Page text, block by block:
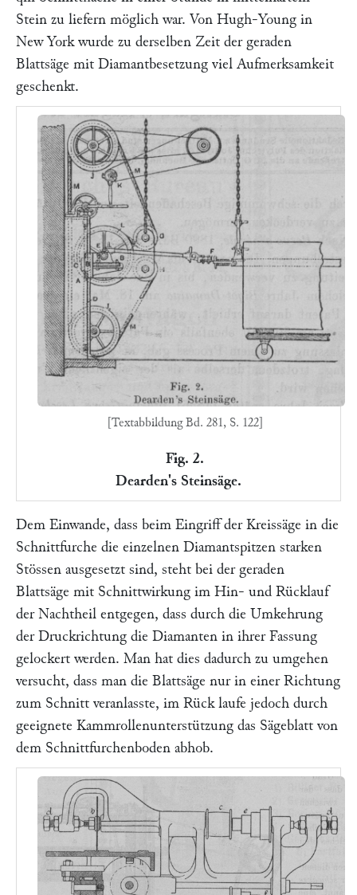
Stein zu liefern möglich war. Von Hugh-Young in
New York wurde zu derselben Zeit der geraden
Blattsäge mit Diamantbesetzung viel Aufmerksamkeit
geschenkt.
[Textabbildung Bd. 281, S. 122]
Fig. 2.
Dearden's Steinsäge.
Dem Einwande, dass beim Eingriff der Kreissäge in die
Schnittfurche die einzelnen Diamantspitzen starken
Stössen ausgesetzt sind, steht bei der geraden
Blattsäge mit Schnittwirkung im Hin- und Rücklauf
der Nachtheil entgegen, dass durch die Umkehrung
der Druckrichtung die Diamanten in ihrer Fassung
gelockert werden. Man hat dies dadurch zu umgehen
versucht, dass man die Blattsäge nur in einer Richtung
zum Schnitt veranlasste, im Rück laufe jedoch durch
geeignete Kammrollenunterstützung das Sägeblatt von
dem Schnittfurchenboden abhob.